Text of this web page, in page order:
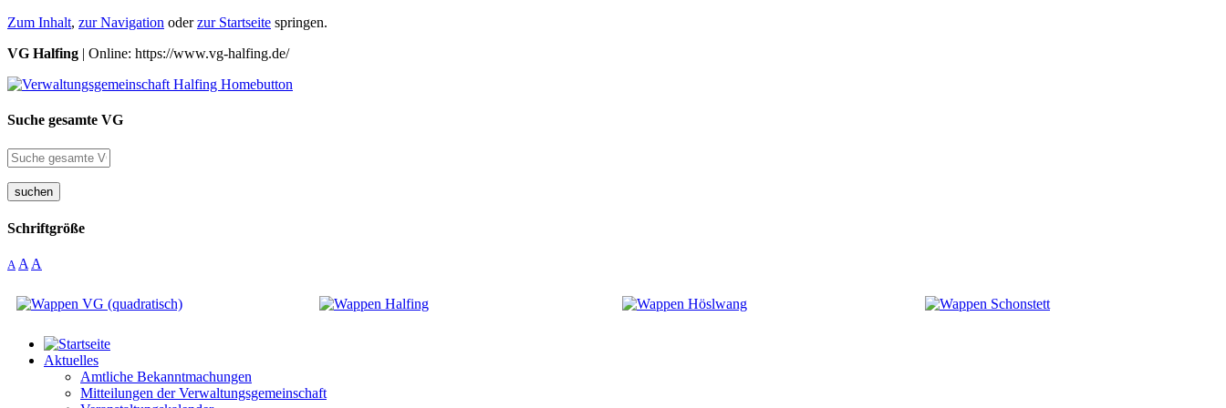
Zum Inhalt, zur Navigation oderzur Startseite springen.
VG Halfing | Online: https://www.vg-halfing.de/
Suche gesamte VG
suchen
Schriftgröße
A A A
Aktuelles
Amtliche Bekanntmachungen
Mitteilungen der Verwaltungsgemeinschaft